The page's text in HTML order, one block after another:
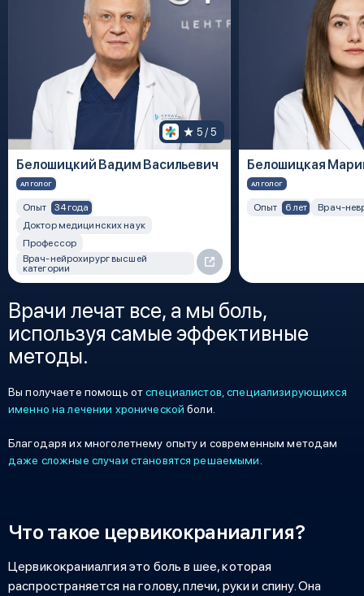
5 / 5
Белошицкий Вадим Васильевич
АЛГОЛОГ
Опыт
34 года
Доктор медицинских наук
Профессор
Врач-нейрохирург высшей
категории
Белошицкая
АЛГОЛОГ
Опыт 6 лет Врач-
Врачи лечат все, а мы боль,
используя самые эффективные
методы.
Вы получаете помощь отспециалистов, специализирующихся
именно на лечении хронической боли.
Благодаря их многолетнему опыту и современным методам
даже сложные случаи становятся решаемыми
Что такое цервикокраниалгия?
Цервикокраниалгия это боль в шее, которая
распространяется на голову, плечи, руки и спину. Она